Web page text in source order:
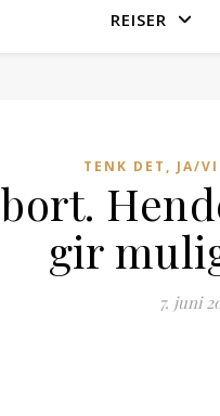
REISER
TENK DET, JA/
gir
7. juni